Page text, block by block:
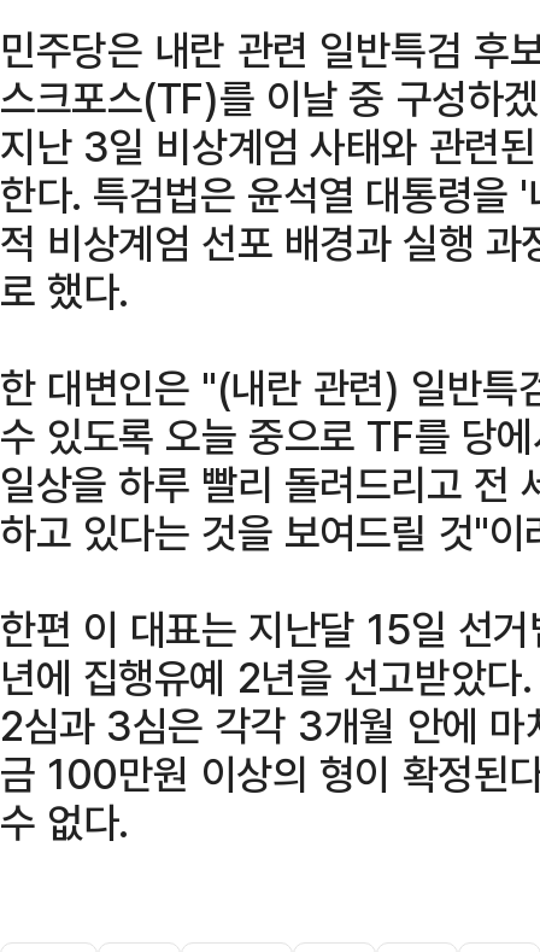
민주당은 내란 관련 일반특검 후
스크포스(TF)를 이날 중 구성하
지난 3일 비상계엄 사태와 관련
한다. 특검법은 윤석열 대통령을
적 비상계엄 선포 배경과 실행
로 했다.
한 대변인은 "(내란 관련) 일반특
수 있도록 오늘 중으로 TF를 당
일상을 하루 빨리 돌려드리고 전
하고 있다는 것을 보여드릴 것"이
한편 이 대표는 지난달 15일 선
년에 집행유예 2년을 선고받았
2심과 3심은 각각 3개월 안에 마
금 100만원 이상의 형이 확정된
수 없다.